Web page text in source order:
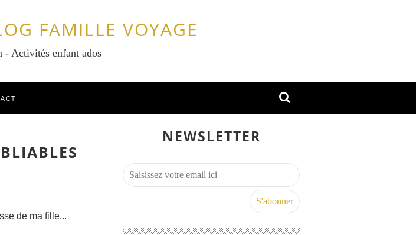
FAMILLE VOYAGE
- Activités enfant ados
de ma fille...
NEWSLETTER